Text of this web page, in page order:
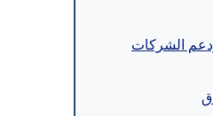
الشركات